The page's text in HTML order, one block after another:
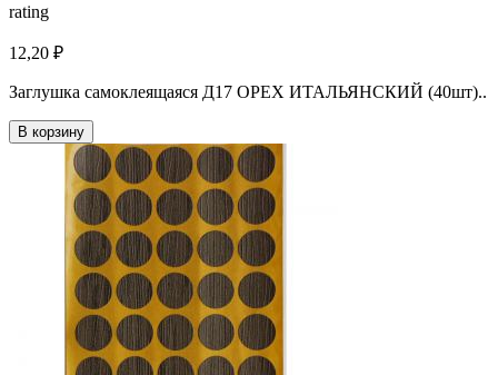
rating
12,20 ₽
Заглушка самоклеящаяся Д17 ОРЕХ ИТАЛЬЯНСКИЙ (40шт)..
В корзину